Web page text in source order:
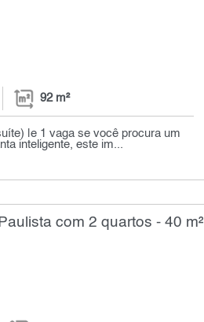
92 m²
|e 1 vaga se você procura um
inteligente, este im...
com 2 quartos - 40 m²